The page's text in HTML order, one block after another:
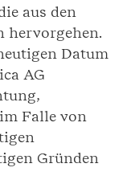
aus den
hervorgehen.
Datum
AG
Falle von
Gründen